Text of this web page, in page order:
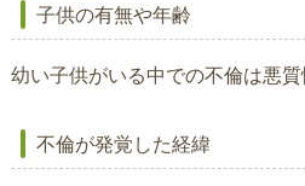
子供の有無や年齢
幼い子供がいる中での不倫は悪
不倫が発覚した経緯